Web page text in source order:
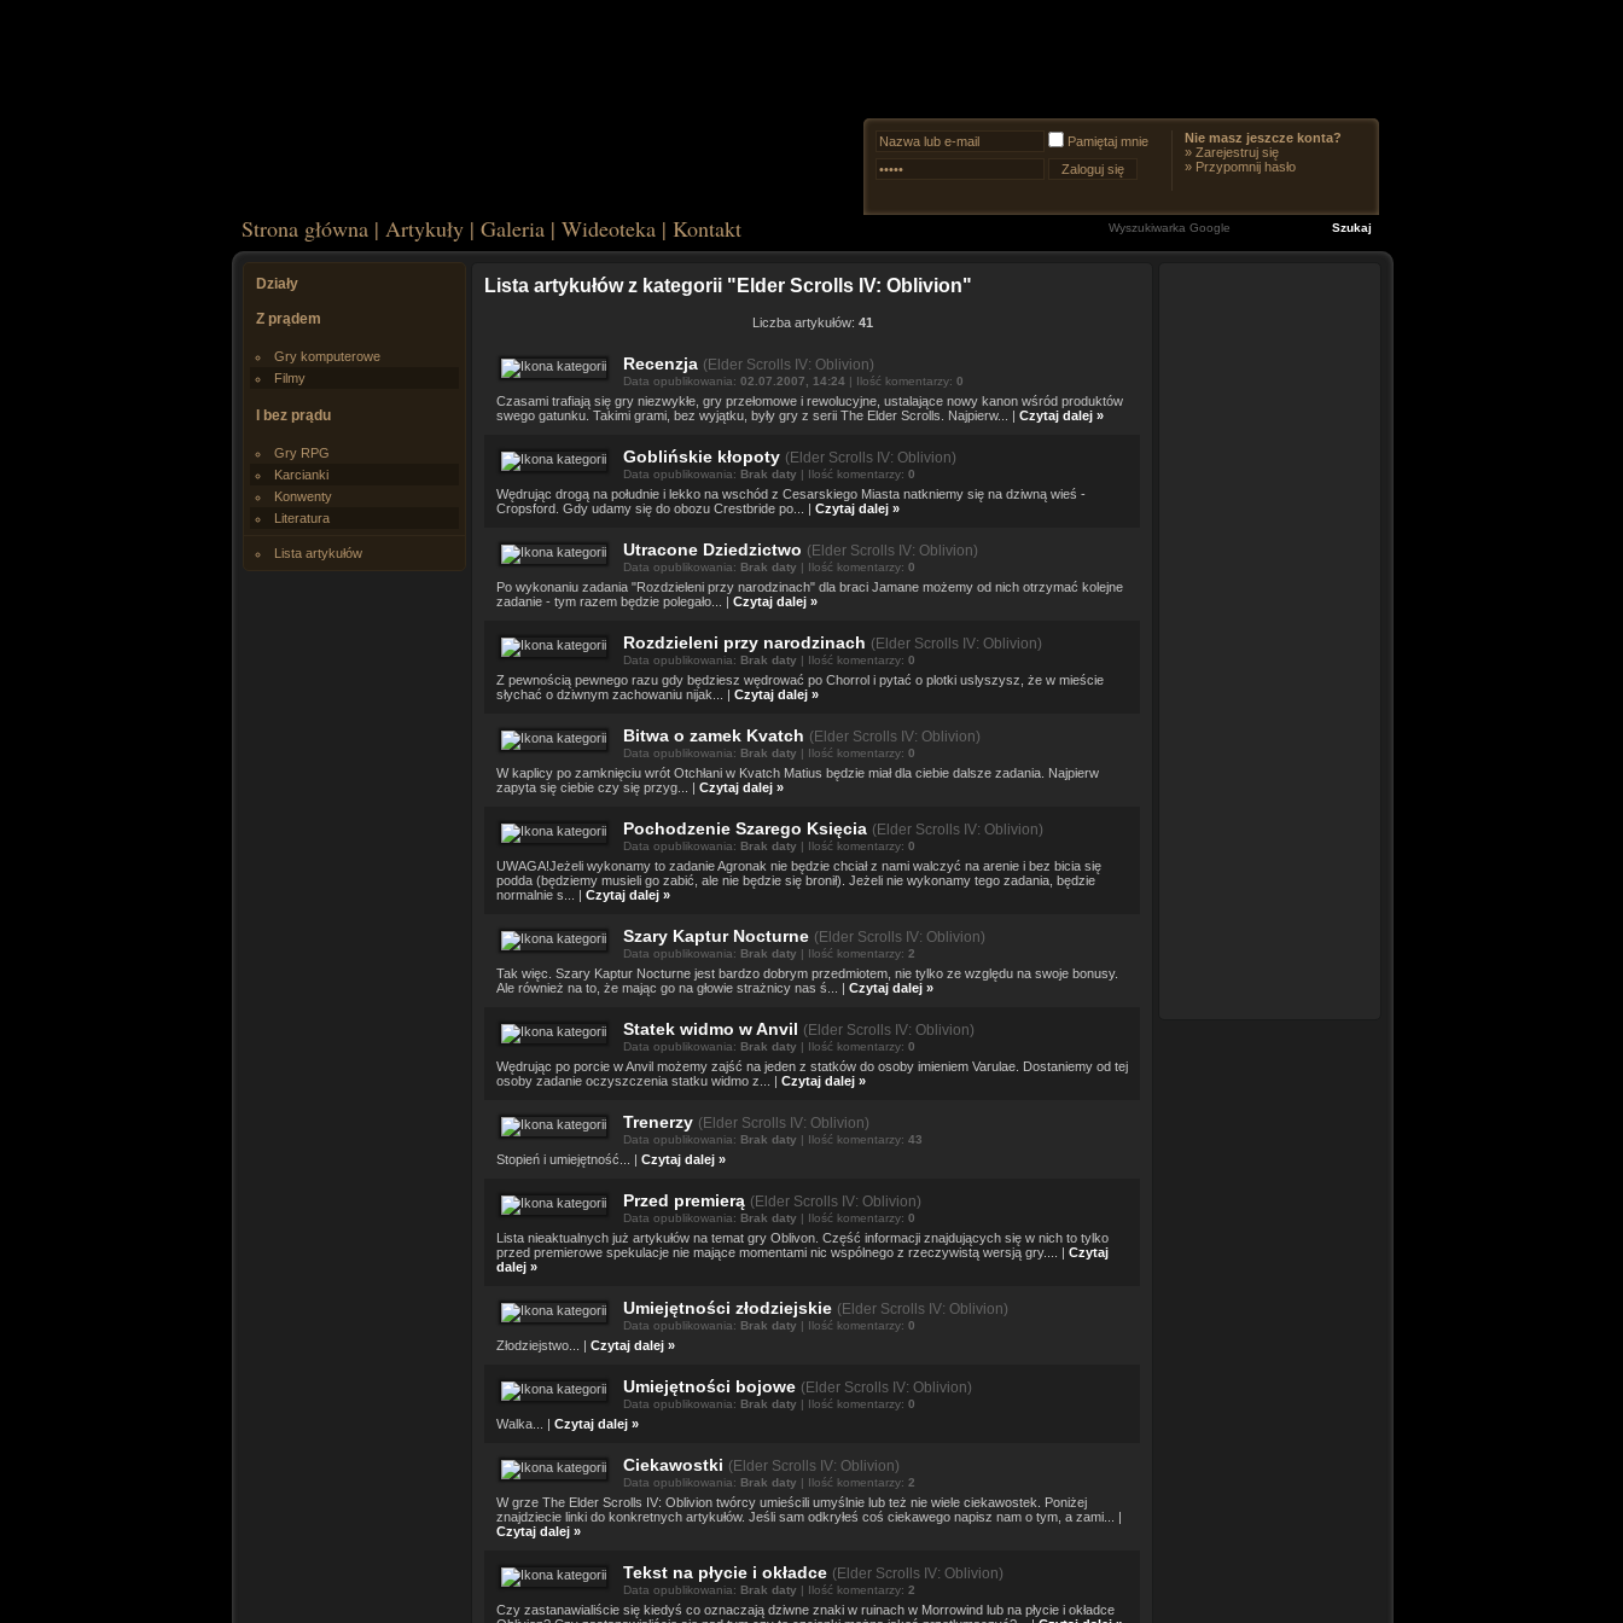
Pamiętaj mnie
Nie masz jeszcze konta?
» Zarejestruj się
» Przypomnij hasło
Strona główna | Artykuły | Galeria | Wideoteka | Kontakt
Działy
Z prądem
Gry komputerowe
Filmy
I bez prądu
Gry RPG
Karcianki
Konwenty
Literatura
Lista artykułów
Lista artykułów z kategorii "Elder Scrolls IV: Oblivion"
Liczba artykułów: 41
Recenzja (Elder Scrolls IV: Oblivion)
Data opublikowania: 02.07.2007, 14:24 | Ilość komentarzy: 0
Czasami trafiają się gry niezwykłe, gry przełomowe i rewolucyjne, ustalające nowy kanon wśród produktów
swego gatunku. Takimi grami, bez wyjątku, były gry z serii The Elder Scrolls. Najpierw... | Czytaj dalej »
Goblińskie kłopoty (Elder Scrolls IV: Oblivion)
Data opublikowania: Brak daty | Ilość komentarzy: 0
Wędrując drogą na południe i lekko na wschód z Cesarskiego Miasta natkniemy się na dziwną wieś -
Cropsford. Gdy udamy się do obozu Crestbride po... | Czytaj dalej »
Utracone Dziedzictwo (Elder Scrolls IV: Oblivion)
Data opublikowania: Brak daty | Ilość komentarzy: 0
Po wykonaniu zadania "Rozdzieleni przy narodzinach" dla braci Jamane możemy od nich otrzymać kolejne
zadanie - tym razem będzie polegało... | Czytaj dalej »
Rozdzieleni przy narodzinach (Elder Scrolls IV: Oblivion)
Data opublikowania: Brak daty | Ilość komentarzy: 0
Z pewnością pewnego razu gdy będziesz wędrować po Chorrol i pytać o plotki uslyszysz, że w mieście
słychać o dziwnym zachowaniu nijak... | Czytaj dalej »
Bitwa o zamek Kvatch (Elder Scrolls IV: Oblivion)
Data opublikowania: Brak daty | Ilość komentarzy: 0
W kaplicy po zamknięciu wrót Otchłani w Kvatch Matius będzie miał dla ciebie dalsze zadania. Najpierw
zapyta się ciebie czy się przyg... | Czytaj dalej »
Pochodzenie Szarego Księcia (Elder Scrolls IV: Oblivion)
Data opublikowania: Brak daty | Ilość komentarzy: 0
UWAGA!Jeżeli wykonamy to zadanie Agronak nie będzie chciał z nami walczyć na arenie i bez bicia się
podda (będziemy musieli go zabić, ale nie będzie się bronił). Jeżeli nie wykonamy tego zadania, będzie
normalnie s... | Czytaj dalej »
Szary Kaptur Nocturne (Elder Scrolls IV: Oblivion)
Data opublikowania: Brak daty | Ilość komentarzy: 2
Tak więc. Szary Kaptur Nocturne jest bardzo dobrym przedmiotem, nie tylko ze względu na swoje bonusy.
Ale również na to, że mając go na głowie strażnicy nas ś... | Czytaj dalej »
Statek widmo w Anvil (Elder Scrolls IV: Oblivion)
Data opublikowania: Brak daty | Ilość komentarzy: 0
Wędrując po porcie w Anvil możemy zajść na jeden z statków do osoby imieniem Varulae. Dostaniemy od tej
osoby zadanie oczyszczenia statku widmo z... | Czytaj dalej »
Trenerzy (Elder Scrolls IV: Oblivion)
Data opublikowania: Brak daty | Ilość komentarzy: 43
Stopień i umiejętność... | Czytaj dalej »
Przed premierą (Elder Scrolls IV: Oblivion)
Data opublikowania: Brak daty | Ilość komentarzy: 0
Lista nieaktualnych już artykułów na temat gry Oblivon. Część informacji znajdujących się w nich to tylko
przed premierowe spekulacje nie mające momentami nic wspólnego z rzeczywistą wersją gry.... | Czytaj
dalej »
Umiejętności złodziejskie (Elder Scrolls IV: Oblivion)
Data opublikowania: Brak daty | Ilość komentarzy: 0
Złodziejstwo... | Czytaj dalej »
Umiejętności bojowe (Elder Scrolls IV: Oblivion)
Data opublikowania: Brak daty | Ilość komentarzy: 0
Walka... | Czytaj dalej »
Ciekawostki (Elder Scrolls IV: Oblivion)
Data opublikowania: Brak daty | Ilość komentarzy: 2
W grze The Elder Scrolls IV: Oblivion twórcy umieścili umyślnie lub też nie wiele ciekawostek. Poniżej
znajdziecie linki do konkretnych artykułów. Jeśli sam odkryłeś coś ciekawego napisz nam o tym, a zami... |
Czytaj dalej »
Tekst na płycie i okładce (Elder Scrolls IV: Oblivion)
Data opublikowania: Brak daty | Ilość komentarzy: 2
Czy zastanawialiście się kiedyś co oznaczają dziwne znaki w ruinach w Morrowind lub na płycie i okładce